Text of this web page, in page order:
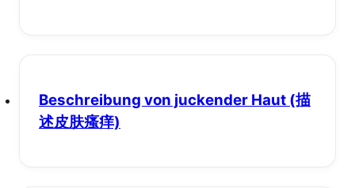
Beschreibung von juckender Haut (描
述皮肤瘙痒)